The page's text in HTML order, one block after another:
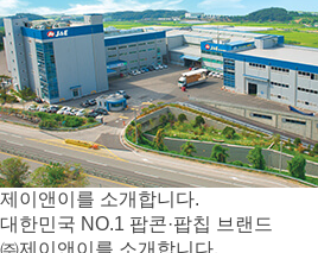
제이앤이를 소개합니다.
대한민국 NO.1 팝콘·팝칩 브랜드
㈜제이앤이를 소개합니다.